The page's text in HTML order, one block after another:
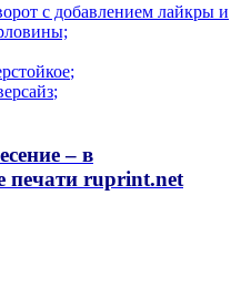
с добавлением лайкры и
;
;
– в
печати ruprint.net